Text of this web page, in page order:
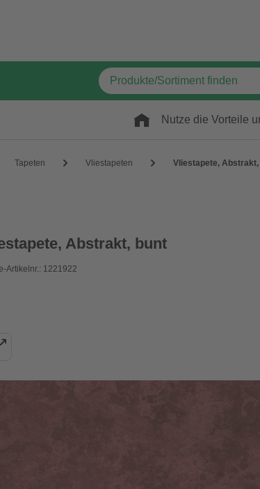
Nutze die Vorteile
Tapeten Vliestapeten Vliestapete, Abstrakt,
Abstrakt, bunt
Artikelnr.: 1221922